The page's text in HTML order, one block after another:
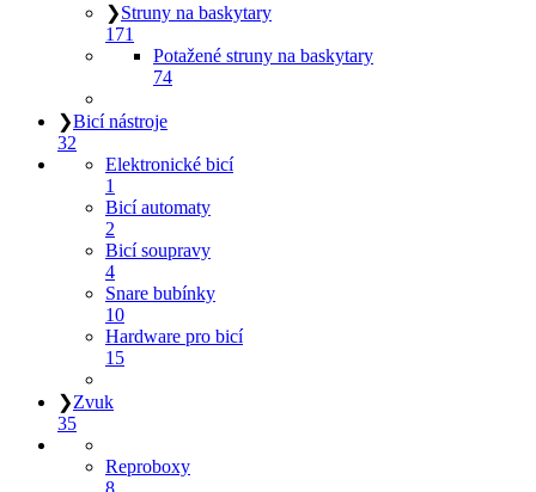
❯Struny na baskytary
171
Potažené struny na baskytary
74
❯Bicí nástroje
32
Elektronické bicí
1
Bicí automaty
2
Bicí soupravy
4
Snare bubínky
10
Hardware pro bicí
15
❯Zvuk
35
Reproboxy
8